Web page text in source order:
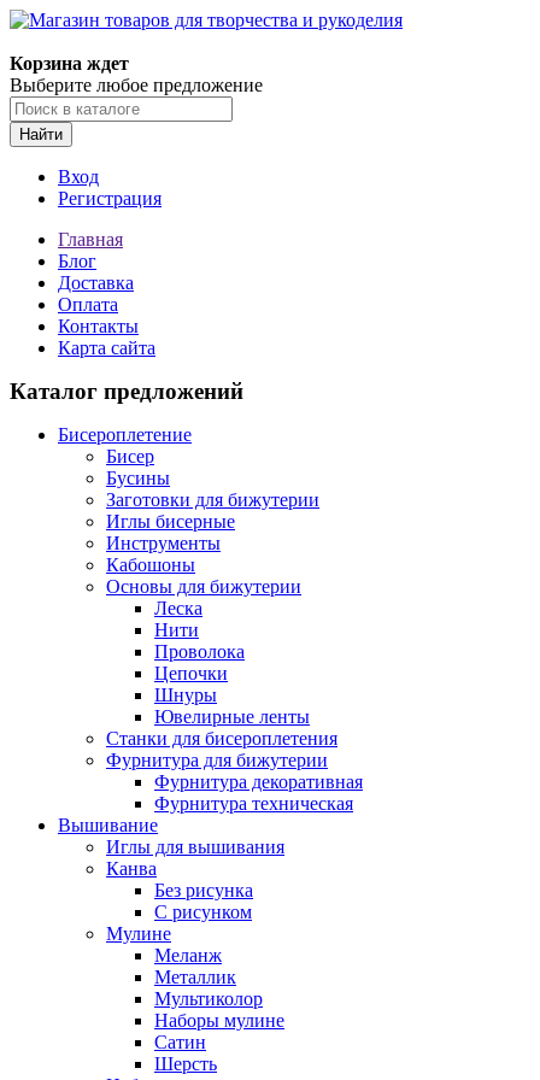
Корзина ждет
Выберите любое предложение
Найти
Вход
Регистрация
Главная
Блог
Доставка
Оплата
Контакты
Карта сайта
Каталог предложений
Бисероплетение
Бисер
Бусины
Заготовки для бижутерии
Иглы бисерные
Инструменты
Кабошоны
Основы для бижутерии
Леска
Нити
Проволока
Цепочки
Шнуры
Ювелирные ленты
Станки для бисероплетения
Фурнитура для бижутерии
Фурнитура декоративная
Фурнитура техническая
Вышивание
Иглы для вышивания
Канва
Без рисунка
С рисунком
Мулине
Меланж
Металлик
Мультиколор
Наборы мулине
Сатин
Шерсть